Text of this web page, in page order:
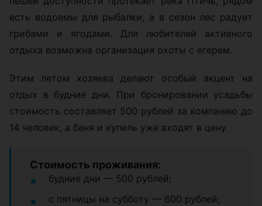
есть водоемы для рыбалки, а в сезон лес радует
грибами и ягодами. Для любителей активного
отдыха возможна организация охоты с егерем.
Этим летом хозяева делают особый акцент на
отдых в будние дни. При бронировании усадьбы
стоимость составляет 500 рублей за компанию до
14 человек, а баня и купель уже входят в цену.
Стоимость проживания:
будние дни — 500 рублей;
с пятницы на субботу — 600 рублей;